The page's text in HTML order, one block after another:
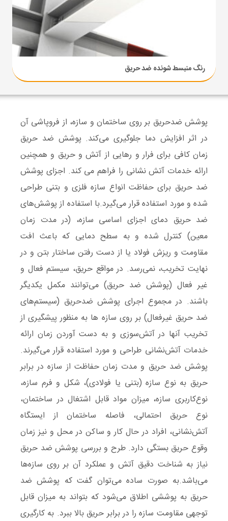
رنگ منبسط شونده ضد حریق
پوشش ضدحریق بر روی ساختمان و سازه، از فروپاشی آن
در اثر افزایش دما جلوگیری می‌کند. پوشش ضد حریق
زمان کافی برای فرار و رهایی از آتش و حریق و همچنین
ارائه خدمات آتش نشانی را فراهم می کند. اجزای پوشش
ضد حریق برای حفاظت انواع سازه‌ فلزی و بتنی طراحی
شده و مورد استفاده قرار می‌گیرد.با استفاده از پوشش‌های
ضد حریق دمای اجزای اساسی سازه، (در مدت زمان
معین) کنترل شده و به سطح دمایی که باعث افت
مقاومت و ریزش فولاد یا از دست رفتن ساختار بتن و در
نهایت تخریب، نمی‌رسد. در مواقع حریق، سیستم فعال و
غیر فعال (پوشش ضد حریق) می‌توانند مکمل یکدیگر
‌باشند. در مجموع اجرای پوشش ضدحریق (سیستم‌های
ضد حریق غیرفعال) بر روی سازه ها به منظور پیشگیری از
تخریب آنها در آتش‌سوزی و به دست آوردن زمان ارائه
خدمات آتش‌نشانی طراحی و مورد استفاده قرار می‌گیرند.
پوشش ضد حریق و مدت زمان حفاظت از سازه در برابر
حریق به نوع سازه (بتنی یا فولادی)، شکل و فرم سازه،
نوع‌کاربری سازه، میزان مواد قابل اشتغال در ساختمان،
نوع حریق احتمالی، فاصله ساختمان از ایستگاه
آتش‌نشانی، افراد در حال کار و ساکن در محل و نیز زمان
وقوع حریق بستگی دارد. طرح و بررسی پوشش‌ ضد حریق
نیاز به شناخت دقیق آتش و عملکرد آن بر روی سازه‌ها
می‌باشد.به صورت ساده می‌توان گفت که پوشش ضد
حریق به پوششی اطلاق می‌شود که بتواند به میزان قابل
توجهی مقاومت سازه را در برابر حریق بالا ببرد. به کارگیری